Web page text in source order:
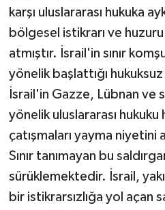
karşı uluslararası hukuka
bölgesel istikrarı ve
atmıştır. İsrail'in sınır
yönelik başlattığı hukuksuz
İsrail'in Gazze, Lübnan ve
yönelik uluslararası hukuku
çatışmaları yayma
Sınır tanımayan bu
sürüklemektedir. İsrail,
bir istikrarsızlığa yol açan